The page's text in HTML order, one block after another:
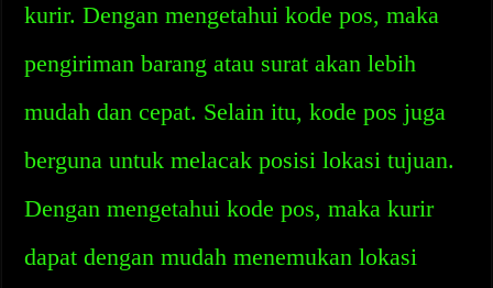
kurir. Dengan mengetahui kode pos, maka
pengiriman barang atau surat akan lebih
mudah dan cepat. Selain itu, kode pos juga
berguna untuk melacak posisi lokasi tujuan.
Dengan mengetahui kode pos, maka kurir
dapat dengan mudah menemukan lokasi